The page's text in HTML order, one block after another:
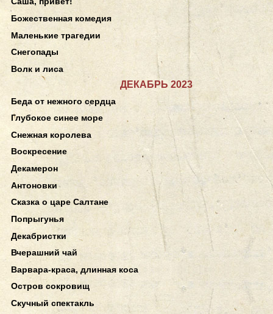
Божественная комедия
Маленькие трагедии
Снегопады
Волк и лиса
ДЕКАБРЬ 2023
Беда от нежного сердца
Глубокое синее море
Снежная королева
Воскресение
Декамерон
Антоновки
Сказка о царе Салтане
Попрыгунья
Декабристки
Вчерашний чай
Варвара-краса, длинная коса
Остров сокровищ
Скучный спектакль